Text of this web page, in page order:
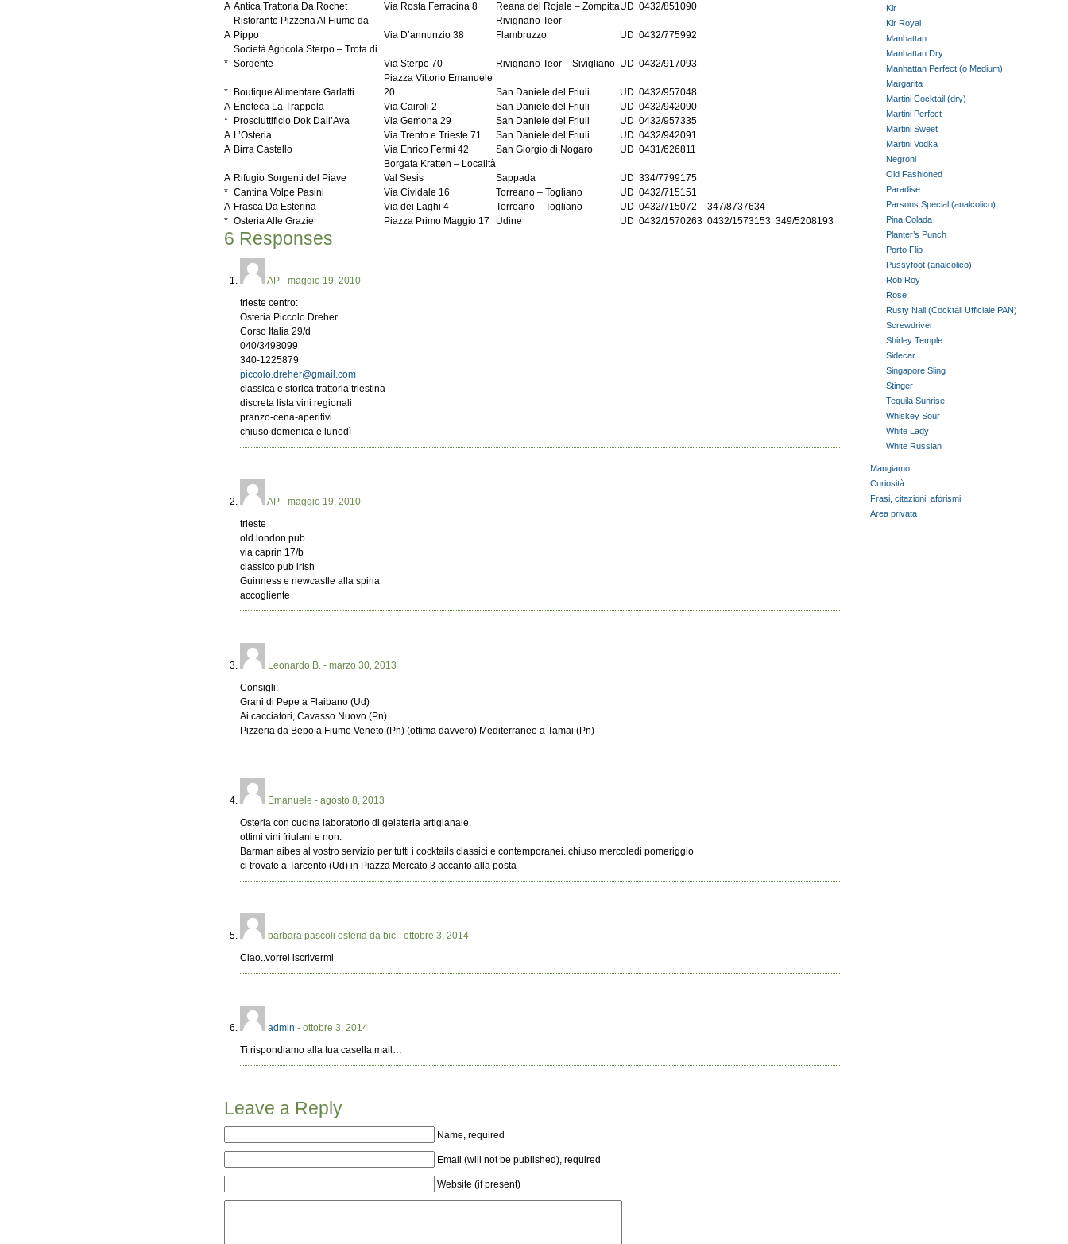
A Antica Trattoria Da Rochet Via Rosta Ferracina 8 Reana del Rojale – ZompittaUD 0432/851090
A
Ristorante Pizzeria Al Fiume da
Pippo
Via D’annunzio 38
Rivignano Teor –
Flambruzzo
UD 0432/775992
*
Società Agricola Sterpo – Trota di
Sorgente
Via Sterpo 70 Rivignano Teor – Sivigliano UD 0432/917093
* Boutique Alimentare Garlatti
Piazza Vittorio Emanuele
20
San Daniele del Friuli UD 0432/957048
A Enoteca La Trappola Via Cairoli 2 San Daniele del Friuli UD 0432/942090
*
Prosciuttificio Dok Dall’Ava Via Gemona 29 San Daniele del Friuli UD 0432/957335
A L’Osteria Via Trento e Trieste 71 San Daniele del Friuli UD 0432/942091
A Birra Castello Via Enrico Fermi 42 San Giorgio di Nogaro UD 0431/626811
A Rifugio Sorgenti del Piave
Borgata Kratten – Località
Val Sesis
Sappada UD 334/7799175
* Cantina Volpe Pasini Via Cividale 16 Torreano – Togliano UD 0432/715151
A Frasca Da Esterina Via dei Laghi 4 Torreano – Togliano UD 0432/715072
347/8737634
* Osteria Alle Grazie Piazza Primo Maggio 17 Udine UD 0432/1570263 0432/1573153 349/5208193
6 Responses
AP - maggio 19, 2010
trieste centro:
Osteria Piccolo Dreher
Corso Italia 29/d
040/3498099
340-1225879
piccolo.dreher@gmail.com
classica e storica trattoria triestina
discreta lista vini regionali
pranzo-cena-aperitivi
chiuso domenica e lunedì
AP - maggio 19, 2010
trieste
old london pub
via caprin 17/b
classico pub irish
Guinness e newcastle alla spina
accogliente
Leonardo B. - marzo 30, 2013
Consigli:
Grani di Pepe a Flaibano (Ud)
Ai cacciatori, Cavasso Nuovo (Pn)
Pizzeria da Bepo a Fiume Veneto (Pn) (ottima davvero) Mediterraneo a Tamai (Pn)
Emanuele - agosto 8, 2013
Osteria con cucina laboratorio di gelateria artigianale.
ottimi vini friulani e non.
Barman aibes al vostro servizio per tutti i cocktails classici e contemporanei. chiuso mercoledi pomeriggio
ci trovate a Tarcento (Ud) in Piazza Mercato 3 accanto alla posta
barbara pascoli osteria da bic - ottobre 3, 2014
Ciao..vorrei iscrivermi
admin - ottobre 3, 2014
Ti rispondiamo alla tua casella mail…
Leave a Reply
Name, required
Email (will not be published), required
Website (if present)
Kir
Kir Royal
Manhattan
Manhattan Dry
Manhattan Perfect (o Medium)
Margarita
Martini Cocktail (dry)
Martini Perfect
Martini Sweet
Martini Vodka
Negroni
Old Fashioned
Paradise
Parsons Special (analcolico)
Pina Colada
Planter’s Punch
Porto Flip
Pussyfoot (analcolico)
Rob Roy
Rose
Rusty Nail (Cocktail Ufficiale PAN)
Screwdriver
Shirley Temple
Sidecar
Singapore Sling
Stinger
Tequila Sunrise
Whiskey Sour
White Lady
White Russian
Mangiamo
Curiosità
Frasi, citazioni, aforismi
Area privata